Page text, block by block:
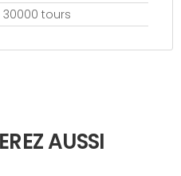
30000 tours
AUSSI